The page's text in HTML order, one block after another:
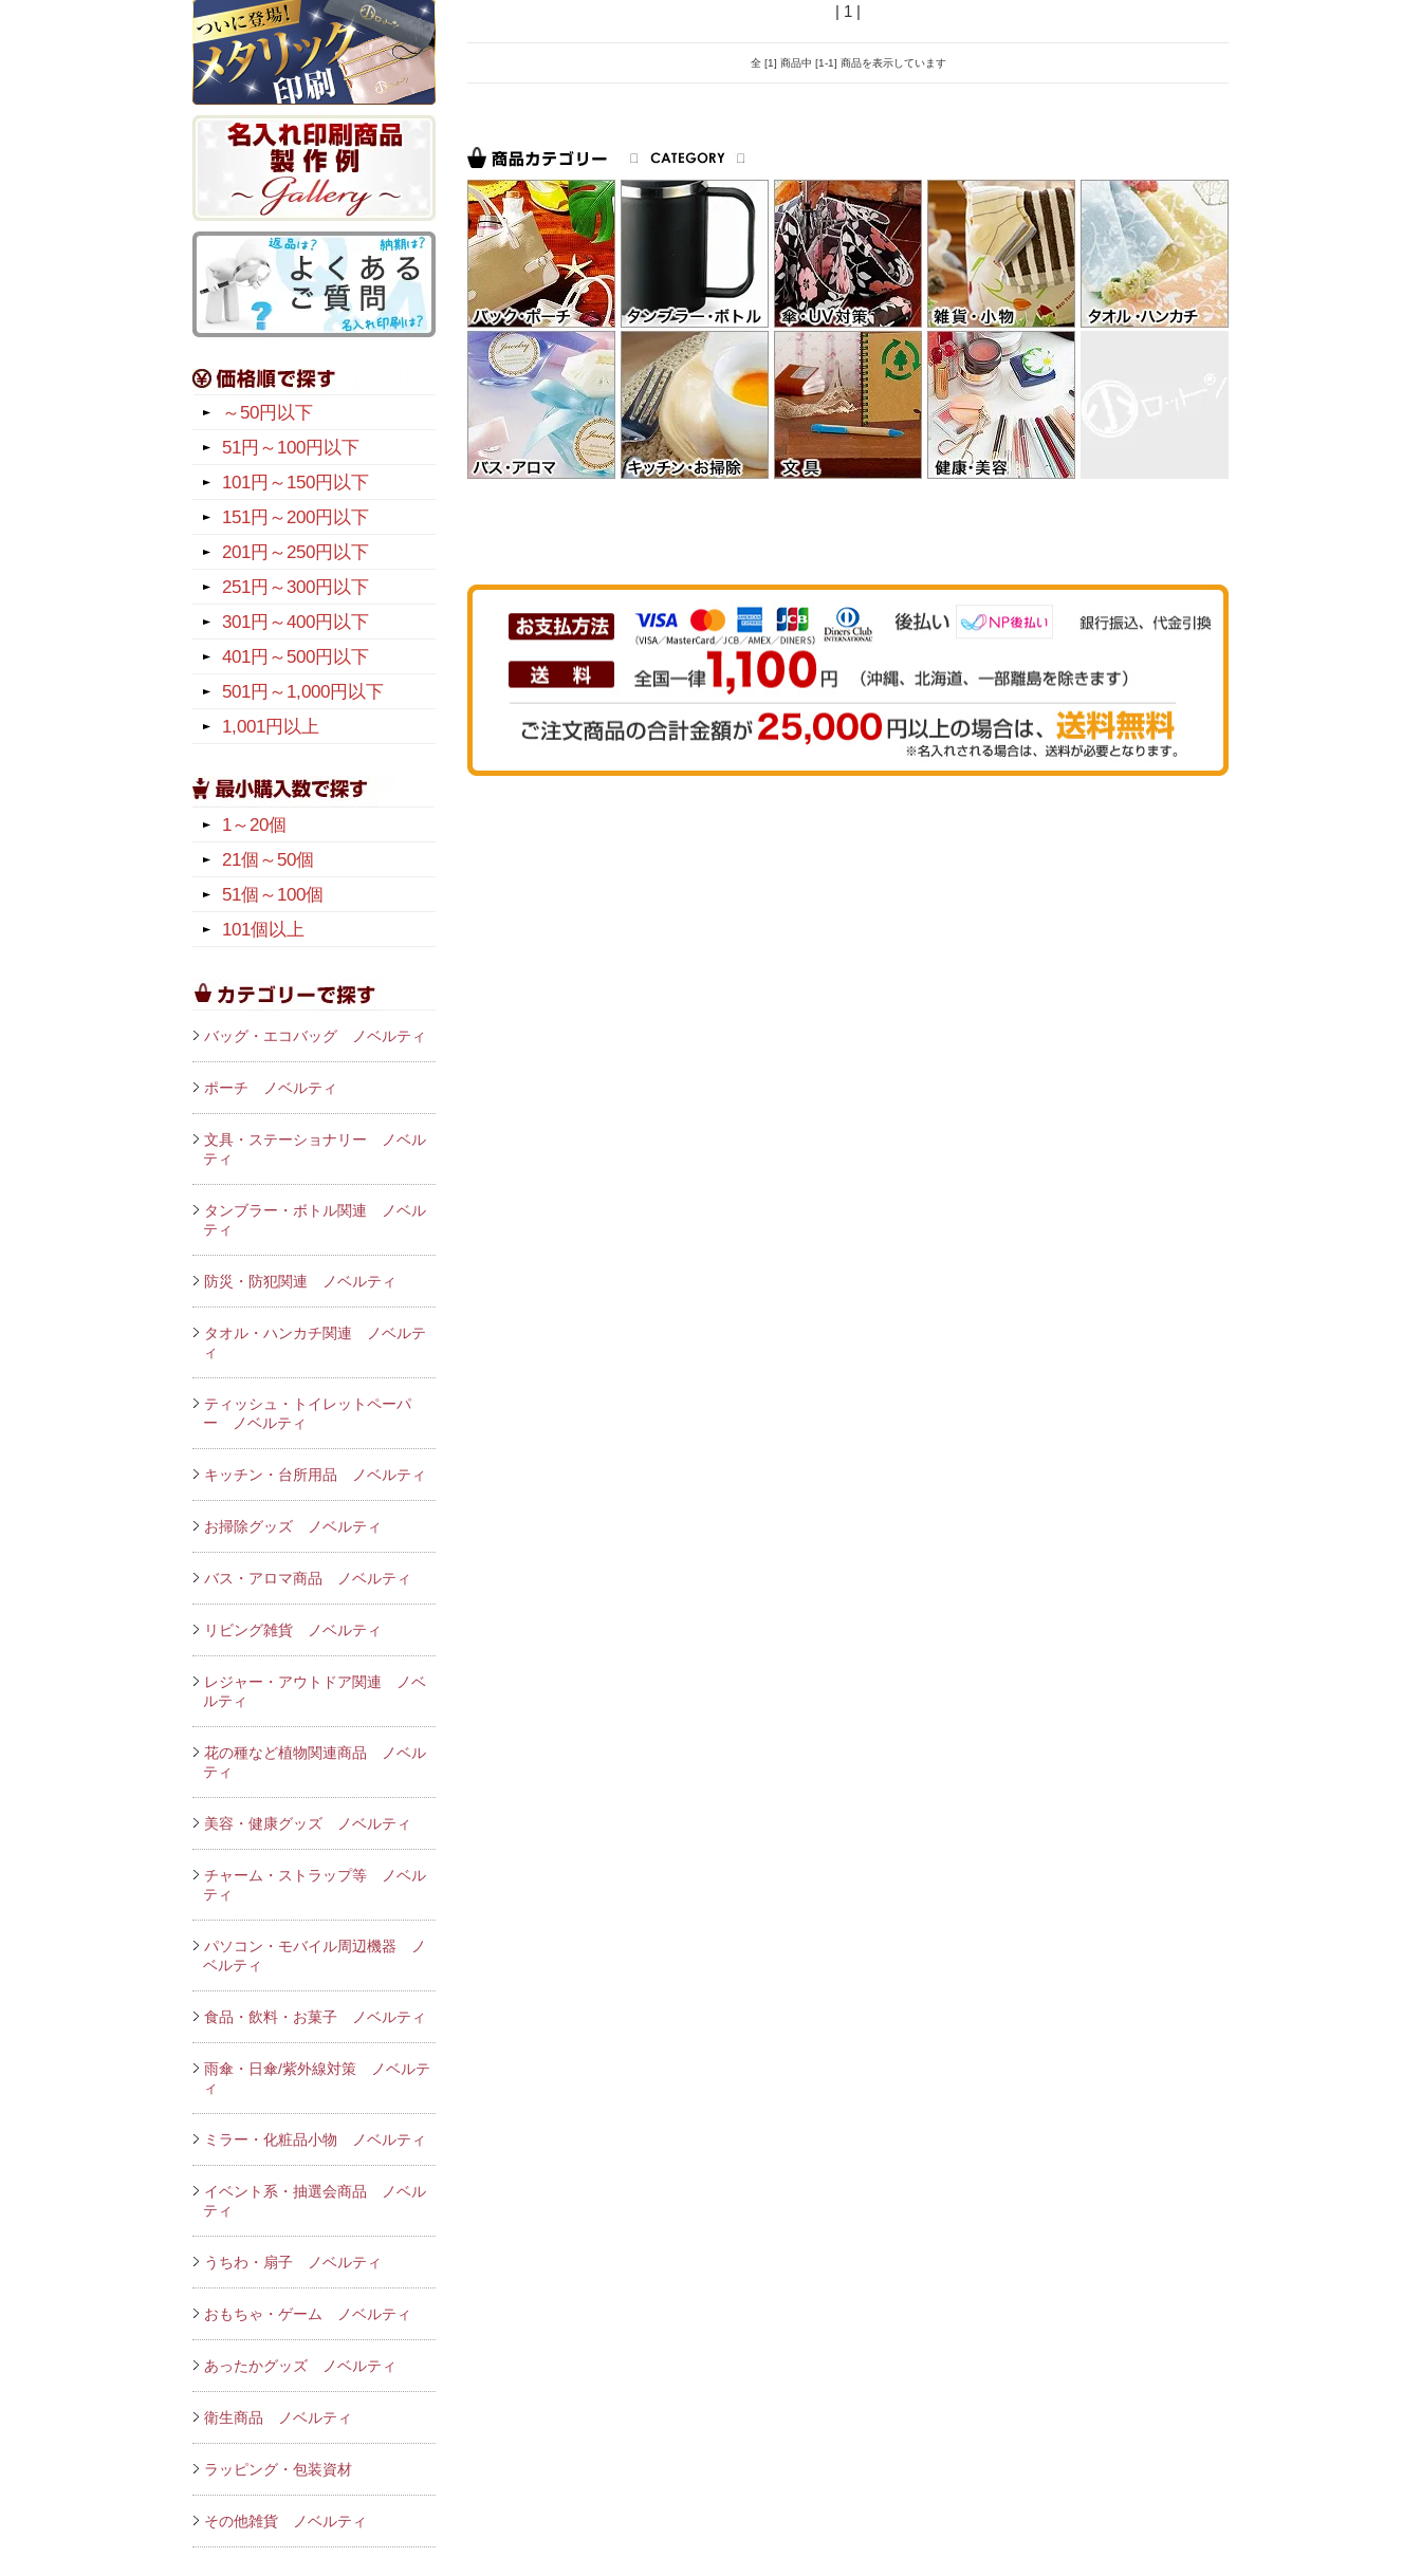
～50円以下
51円～100円以下
101円～150円以下
151円～200円以下
201円～250円以下
251円～300円以下
301円～400円以下
401円～500円以下
501円～1,000円以下
1,001円以上
1～20個
21個～50個
51個～100個
101個以上
バッグ・エコバッグ ノベルティ
ポーチ ノベルティ
文具・ステーショナリー ノベル
ティ
タンブラー・ボトル関連 ノベル
ティ
防災・防犯関連 ノベルティ
タオル・ハンカチ関連 ノベルテ
ィ
ティッシュ・トイレットペーパ
ー ノベルティ
キッチン・台所用品 ノベルティ
お掃除グッズ ノベルティ
バス・アロマ商品 ノベルティ
リビング雑貨 ノベルティ
レジャー・アウトドア関連 ノベ
ルティ
花の種など植物関連商品 ノベル
ティ
美容・健康グッズ ノベルティ
チャーム・ストラップ等 ノベル
ティ
パソコン・モバイル周辺機器 ノ
ベルティ
食品・飲料・お菓子 ノベルティ
雨傘・日傘/紫外線対策 ノベルテ
ィ
ミラー・化粧品小物 ノベルティ
イベント系・抽選会商品 ノベル
ティ
うちわ・扇子 ノベルティ
おもちゃ・ゲーム ノベルティ
あったかグッズ ノベルティ
衛生商品 ノベルティ
ラッピング・包装資材
その他雑貨 ノベルティ
| 1 |
全 [1] 商品中 [1-1] 商品を表示しています